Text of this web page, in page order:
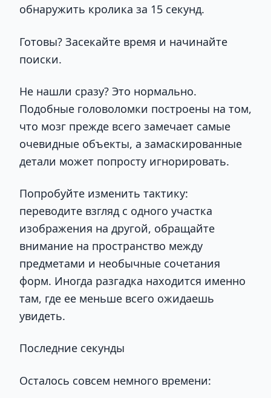
обнаружить кролика за 15 секунд.
Готовы? Засекайте время и начинайте
поиски.
Не нашли сразу? Это нормально.
Подобные головоломки построены на том,
что мозг прежде всего замечает самые
очевидные объекты, а замаскированные
детали может попросту игнорировать.
Попробуйте изменить тактику:
переводите взгляд с одного участка
изображения на другой, обращайте
внимание на пространство между
предметами и необычные сочетания
форм. Иногда разгадка находится именно
там, где ее меньше всего ожидаешь
увидеть.
Последние секунды
Осталось совсем немного времени: